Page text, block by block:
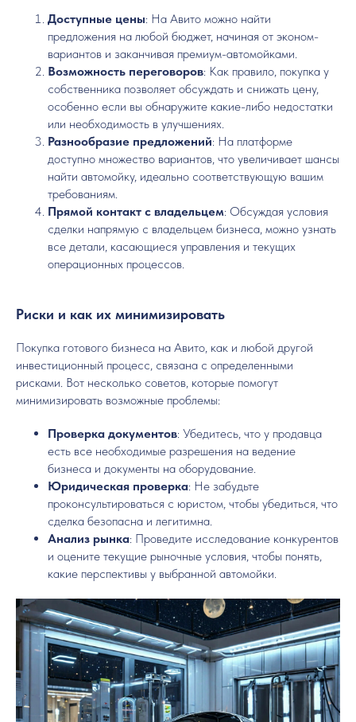
Доступные цены: На Авито можно найти
предложения на любой бюджет, начиная от эконом-
вариантов и заканчивая премиум-автомойками.
Возможность переговоров: Как правило, покупка у
собственника позволяет обсуждать и снижать цену,
особенно если вы обнаружите какие-либо недостатки
или необходимость в улучшениях.
Разнообразие предложений: На платформе
доступно множество вариантов, что увеличивает шансы
найти автомойку, идеально соответствующую вашим
требованиям.
Прямой контакт с владельцем: Обсуждая условия
сделки напрямую с владельцем бизнеса, можно узнать
все детали, касающиеся управления и текущих
операционных процессов.
Риски и как их минимизировать
Покупка готового бизнеса на Авито, как и любой другой
инвестиционный процесс, связана с определенными
рисками. Вот несколько советов, которые помогут
минимизировать возможные проблемы:
Проверка документов: Убедитесь, что у продавца
есть все необходимые разрешения на ведение
бизнеса и документы на оборудование.
Юридическая проверка: Не забудьте
проконсультироваться с юристом, чтобы убедиться, что
сделка безопасна и легитимна.
Анализ рынка: Проведите исследование конкурентов
и оцените текущие рыночные условия, чтобы понять,
какие перспективы у выбранной автомойки.